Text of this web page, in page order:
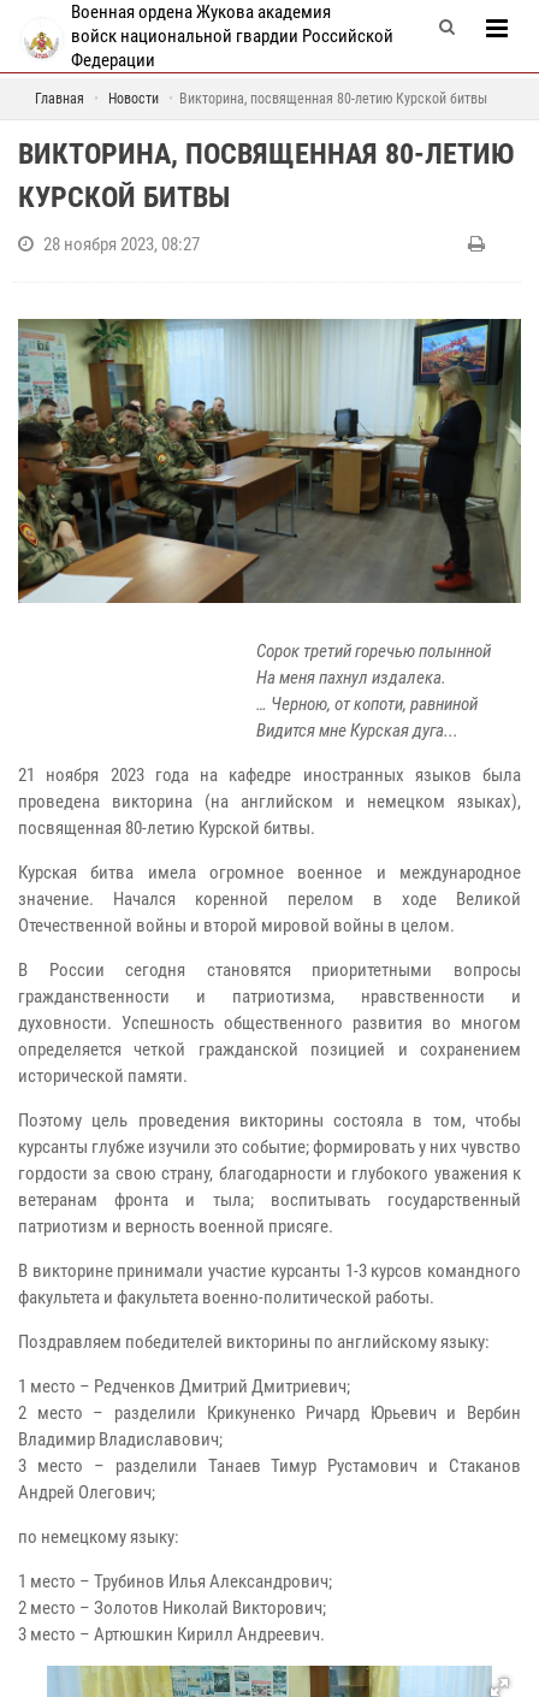
Военная ордена Жукова академия
войск национальной гвардии Российской
Федерации
Главная Новости Викторина, посвященная 80-летию Курской битвы
ВИКТОРИНА, ПОСВЯЩЕННАЯ 80-ЛЕТИЮ
КУРСКОЙ БИТВЫ
28 ноября 2023, 08:27
Сорок третий горечью полынной
На меня пахнул издалека.
… Черною, от копоти, равниной
Видится мне Курская дуга...
21 ноября 2023 года на кафедре иностранных языков была
проведена викторина (на английском и немецком языках),
посвященная 80-летию Курской битвы.
Курская битва имела огромное военное и международное
значение. Начался коренной перелом в ходе Великой
Отечественной войны и второй мировой войны в целом.
В России сегодня становятся приоритетными вопросы
гражданственности и патриотизма, нравственности и
духовности. Успешность общественного развития во многом
определяется четкой гражданской позицией и сохранением
исторической памяти.
Поэтому цель проведения викторины состояла в том, чтобы
курсанты глубже изучили это событие; формировать у них чувство
гордости за свою страну, благодарности и глубокого уважения к
ветеранам фронта и тыла; воспитывать государственный
патриотизм и верность военной присяге.
В викторине принимали участие курсанты 1-3 курсов командного
факультета и факультета военно-политической работы.
Поздравляем победителей викторины по английскому языку:
1 место – Редченков Дмитрий Дмитриевич;
2 место – разделили Крикуненко Ричард Юрьевич и Вербин
Владимир Владиславович;
3 место – разделили Танаев Тимур Рустамович и Стаканов
Андрей Олегович;
по немецкому языку:
1 место – Трубинов Илья Александрович;
2 место – Золотов Николай Викторович;
3 место – Артюшкин Кирилл Андреевич.